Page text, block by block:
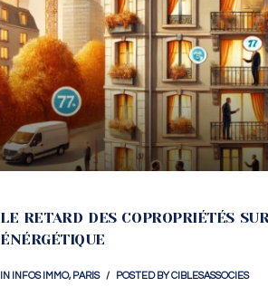
LE RETARD DES COPROPRIÉTÉS
ÉNÉRGÉTIQUE
IN INFOS IMMO, PARIS POSTED BYCIBLESASSOCIES